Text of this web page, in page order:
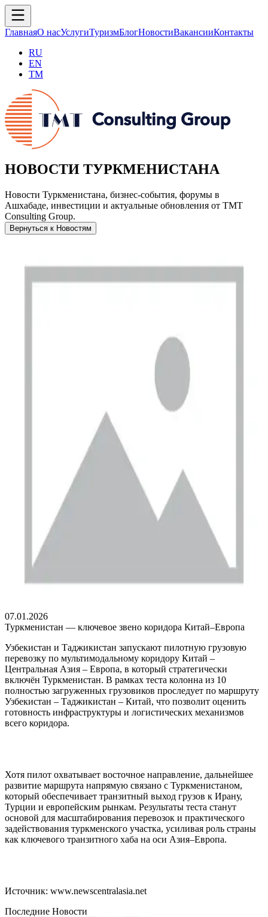
ГлавнаяО насУслугиТуризмБлогНовостиВакансииКонтакты
RU
EN
TM
НОВОСТИ ТУРКМЕНИСТАНА
Новости Туркменистана, бизнес-события, форумы в
Ашхабаде, инвестиции и актуальные обновления от TMT
Consulting Group.
Вернуться к Новостям
07.01.2026
Туркменистан — ключевое звено коридора Китай–Европа
Узбекистан и Таджикистан запускают пилотную грузовую
перевозку по мультимодальному коридору Китай –
Центральная Азия – Европа, в который стратегически
включён Туркменистан. В рамках теста колонна из 10
полностью загруженных грузовиков проследует по маршруту
Узбекистан – Таджикистан – Китай, что позволит оценить
готовность инфраструктуры и логистических механизмов
всего коридора.
Хотя пилот охватывает восточное направление, дальнейшее
развитие маршрута напрямую связано с Туркменистаном,
который обеспечивает транзитный выход грузов к Ирану,
Турции и европейским рынкам. Результаты теста станут
основой для масштабирования перевозок и практического
задействования туркменского участка, усиливая роль страны
как ключевого транзитного хаба на оси Азия–Европа.
Источник: www.newscentralasia.net
Последние Новости